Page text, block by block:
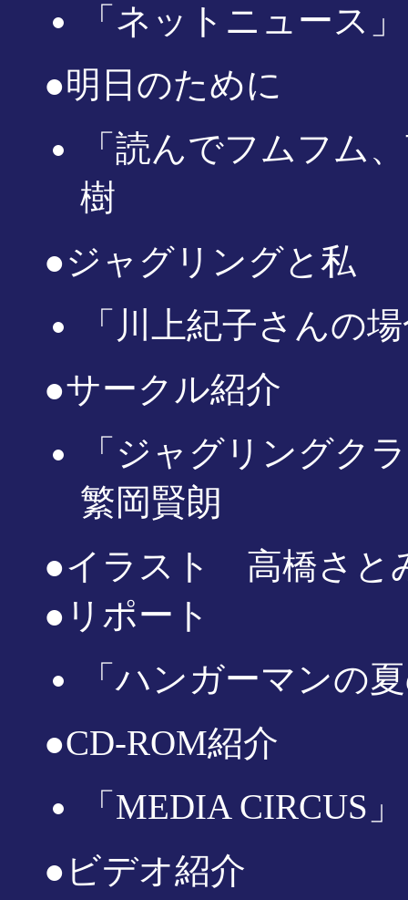
「ネットニュース
●明日のために
「読んでフムフム
樹
●ジャグリングと私
「川上紀子さんの
●サークル紹介
「ジャグリングク
繁岡賢朗
●イラスト 高橋さと
●リポート
「ハンガーマンの
●CD-ROM紹介
「MEDIA CIRCUS
●ビデオ紹介